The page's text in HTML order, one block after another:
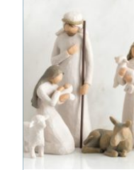
anpassade efter både
båt och besättning.
Många letar